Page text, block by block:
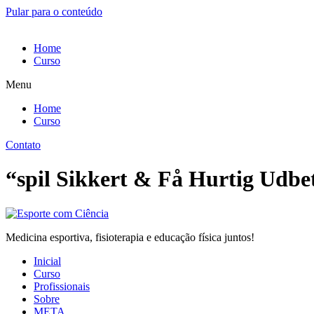
Pular para o conteúdo
Home
Curso
Menu
Home
Curso
Contato
“spil Sikkert & Få Hurtig
Medicina esportiva, fisioterapia e educação física juntos!
Inicial
Curso
Profissionais
Sobre
META